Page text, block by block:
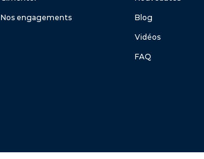
Nos engagements Blog
Vidéos
FAQ